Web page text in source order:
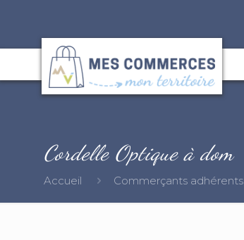
Cordelle Optique à dom
Accueil Commerçants adhérents